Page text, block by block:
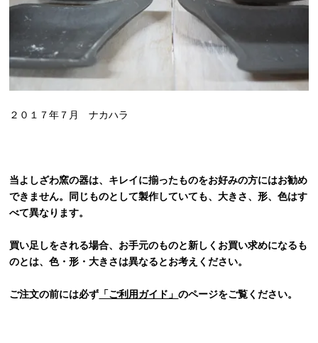
２０１７年７月 ナカハラ
当よしざわ窯の器は、キレイに揃ったものをお好みの方にはお勧め
できません。同じものとして製作していても、大きさ、形、色はす
べて異なります。
買い足しをされる場合、お手元のものと新しくお買い求めになるも
のとは、色・形・大きさは異なるとお考えください。
ご注文の前には必ず 「ご利用ガイド」のページをご覧ください。